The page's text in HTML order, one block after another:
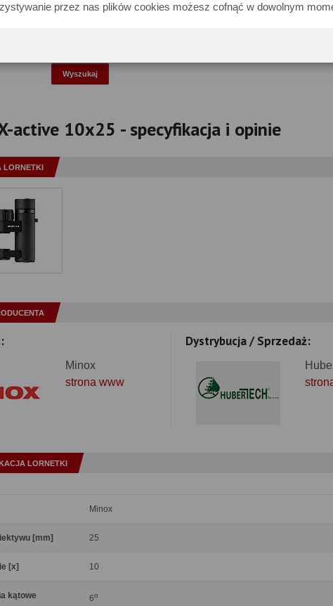
przez nas plików cookies możesz cofnąć w dowolnym
obiektywu:
active 10x25 - specyfikacja i opinie
LORNETKI
Minox
strona www
Dystrybucja / Sprzedaż:
LORNETKI
Minox
[mm] 25
[x] 10
kątowe 6o